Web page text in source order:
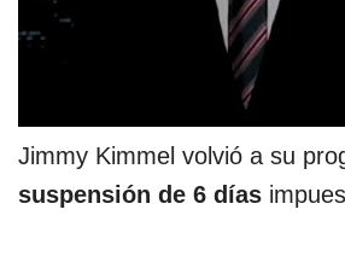
Jimmy Kimmel volvió a su
suspensión de 6 días